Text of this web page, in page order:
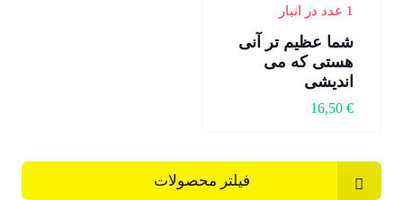
1 عدد در انبار
شما عظیم تر آنی
هستی که می
اندیشی
16,50 €
فیلتر محصولات